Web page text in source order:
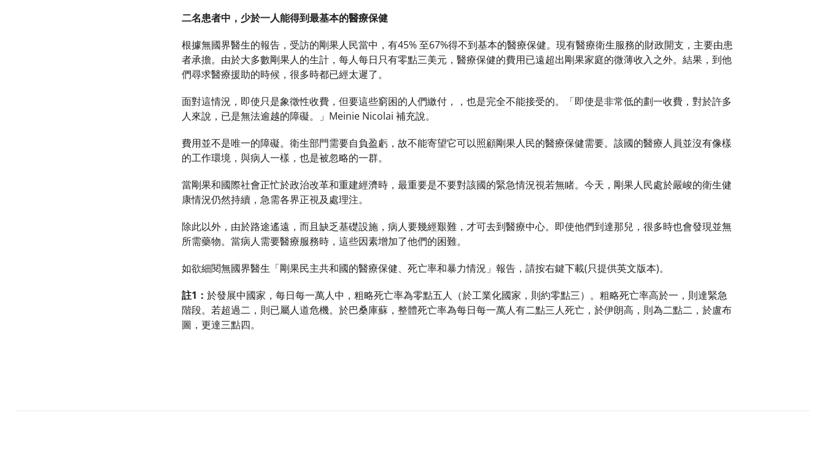
二名患者中，少於一人能得到最基本的醫療保健
根據無國界醫生的報告，受訪的剛果人民當中，有45% 至67%得不到基本的醫療保健。現有醫療衛生服務的財政開支，主要由患
者承擔。由於大多數剛果人的生計，每人每日只有零點三美元，醫療保健的費用已遠超出剛果家庭的微薄收入之外。結果，到他
們尋求醫療援助的時候，很多時都已經太遲了。
面對這情況，即使只是象徵性收費，但要這些窮困的人們繳付，，也是完全不能接受的。「即使是非常低的劃一收費，對於許多
人來說，已是無法逾越的障礙。」Meinie Nicolai 補充說。
費用並不是唯一的障礙。衛生部門需要自負盈虧，故不能寄望它可以照顧剛果人民的醫療保健需要。該國的醫療人員並沒有像樣
的工作環境，與病人一樣，也是被忽略的一群。
當剛果和國際社會正忙於政治改革和重建經濟時，最重要是不要對該國的緊急情況視若無睹。今天，剛果人民處於嚴峻的衛生健
康情況仍然持續，急需各界正視及處理注。
除此以外，由於路途遙遠，而且缺乏基礎設施，病人要幾經艱難，才可去到醫療中心。即使他們到達那兒，很多時也會發現並無
所需藥物。當病人需要醫療服務時，這些因素增加了他們的困難。
如欲細閱無國界醫生「剛果民主共和國的醫療保健、死亡率和暴力情況」報告，請按右鍵下載(只提供英文版本)。
註1： 於發展中國家，每日每一萬人中，粗略死亡率為零點五人（於工業化國家，則約零點三）。粗略死亡率高於一，則達緊急
階段。若超過二，則已屬人道危機。於巴桑庫蘇，整體死亡率為每日每一萬人有二點三人死亡，於伊朗高，則為二點二，於盧布
圖，更達三點四。